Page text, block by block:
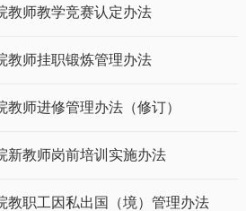
教师教学竞赛认定办法
教师挂职锻炼管理办法
教师进修管理办法（修订）
新教师岗前培训实施办法
教职工因私出国（境）管理办法